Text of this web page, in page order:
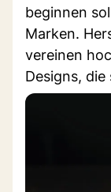
beginnen
Marken.
vereinen
Designs,